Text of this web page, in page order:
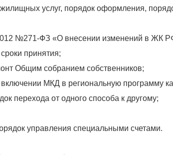
услуг, порядок оформления,
№271-ФЗ «О внесении изменений в ЖК
принятия;
Общим собранием собственников;
МКД в региональную программу
перехода от одного способа к другому;
управления специальными счетами.